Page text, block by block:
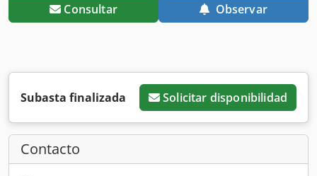
Consultar Observar
Subasta finalizada Solicitar disponibilidad
Contacto